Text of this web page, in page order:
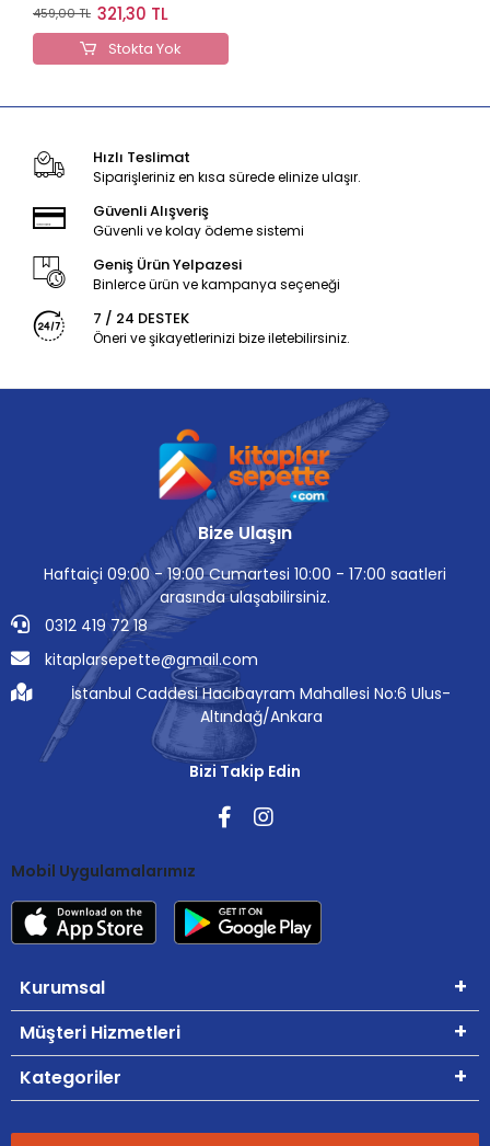
459,00 TL 321,30 TL
Stokta Yok
Hızlı Teslimat
Siparişleriniz en kısa sürede elinize ulaşır.
Güvenli Alışveriş
Güvenli ve kolay ödeme sistemi
Geniş Ürün Yelpazesi
Binlerce ürün ve kampanya seçeneği
7 / 24 DESTEK
Öneri ve şikayetlerinizi bize iletebilirsiniz.
Bize Ulaşın
Haftaiçi 09:00 - 19:00 Cumartesi 10:00 - 17:00 saatleri
arasında ulaşabilirsiniz.
0312 419 72 18
kitaplarsepette@gmail.com
İstanbul Caddesi Hacıbayram Mahallesi No:6 Ulus-
Altındağ/Ankara
Bizi Takip Edin
Mobil Uygulamalarımız
Kurumsal
Müşteri Hizmetleri
Kategoriler